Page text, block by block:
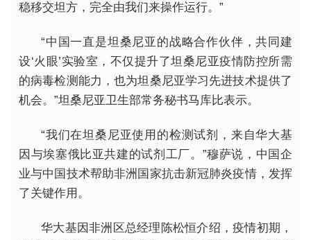
稳移交坦方，完全由我们来操作运行。”
“中国一直是坦桑尼亚的战略合作伙伴，共同建
设‘火眼’实验室，不仅提升了坦桑尼亚疫情防控所需
的病毒检测能力，也为坦桑尼亚学习先进技术提供了
机会。”坦桑尼亚卫生部常务秘书马库比表示。
“我们在坦桑尼亚使用的检测试剂，来自华大基
因与埃塞俄比亚共建的试剂工厂。”穆萨说，中国企
业与中国技术帮助非洲国家抗击新冠肺炎疫情，发挥
了关键作用。
华大基因非洲区总经理陈松恒介绍，疫情初期，